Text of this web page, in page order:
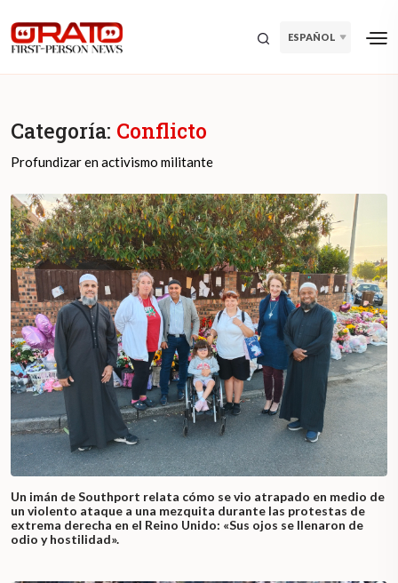
ESPAÑOL
Categoría: Conflicto
Profundizar en activismo militante
Un imán de Southport relata cómo se vio atrapado en medio de
un violento ataque a una mezquita durante las protestas de
extrema derecha en el Reino Unido: «Sus ojos se llenaron de
odio y hostilidad».